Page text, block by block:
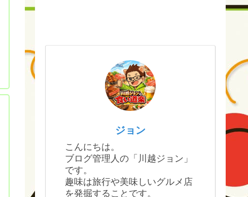
ジョン
こんにちは。
ブログ管理人の「川越ジョン」
です。
趣味は旅行や美味しいグルメ店
を発掘することです。